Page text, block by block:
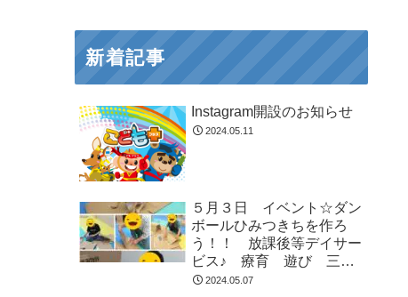
新着記事
Instagram開設のお知らせ
2024.05.11
５月３日 イベント☆ダン
ボールひみつきちを作ろ
う！！ 放課後等デイサー
ビス♪ 療育 遊び 三郷
市 2024.05.07